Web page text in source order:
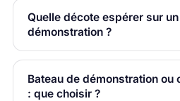
Quelle décote espérer sur
démonstration ?
Bateau de démonstration ou
: que choisir ?